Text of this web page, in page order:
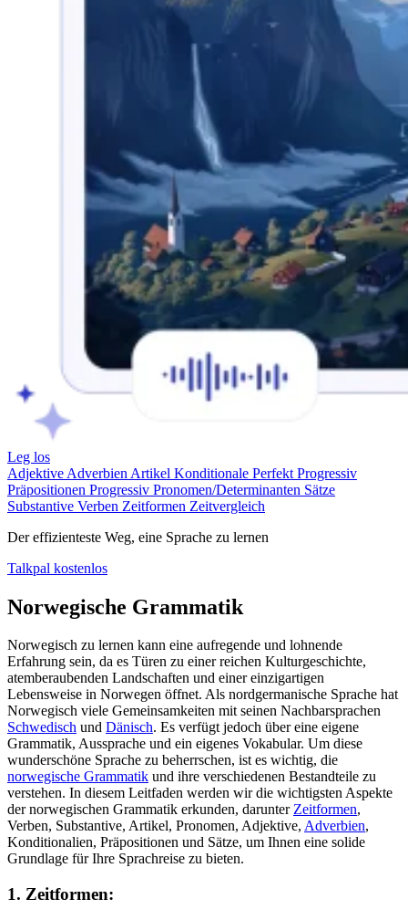
Leg los
Adjektive Adverbien Artikel Konditionale Perfekt Progressiv
Präpositionen Progressiv Pronomen/Determinanten Sätze
Substantive Verben Zeitformen Zeitvergleich
Der effizienteste Weg, eine Sprache zu lernen
Talkpal kostenlos
Norwegische Grammatik
Norwegisch zu lernen kann eine aufregende und lohnende
Erfahrung sein, da es Türen zu einer reichen Kulturgeschichte,
atemberaubenden Landschaften und einer einzigartigen
Lebensweise in Norwegen öffnet. Als nordgermanische Sprache hat
Norwegisch viele Gemeinsamkeiten mit seinen Nachbarsprachen
Schwedisch und Dänisch. Es verfügt jedoch über eine eigene
Grammatik, Aussprache und ein eigenes Vokabular. Um diese
wunderschöne Sprache zu beherrschen, ist es wichtig, die
norwegische Grammatik und ihre verschiedenen Bestandteile zu
verstehen. In diesem Leitfaden werden wir die wichtigsten Aspekte
der norwegischen Grammatik erkunden, darunterZeitformen,
Verben, Substantive, Artikel, Pronomen, Adjektive, Adverbien,
Konditionalien, Präpositionen und Sätze, um Ihnen eine solide
Grundlage für Ihre Sprachreise zu bieten.
1. Zeitformen: